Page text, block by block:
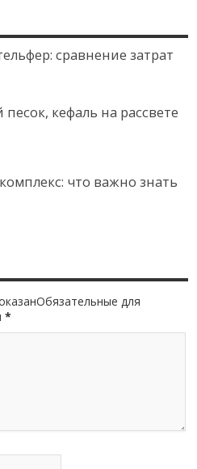
сравнение затрат
кефаль на рассвете
что важно знать
для
*